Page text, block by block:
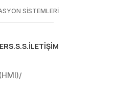
SİSTEMLERİ
S.S.S.İLETIŞIM
/